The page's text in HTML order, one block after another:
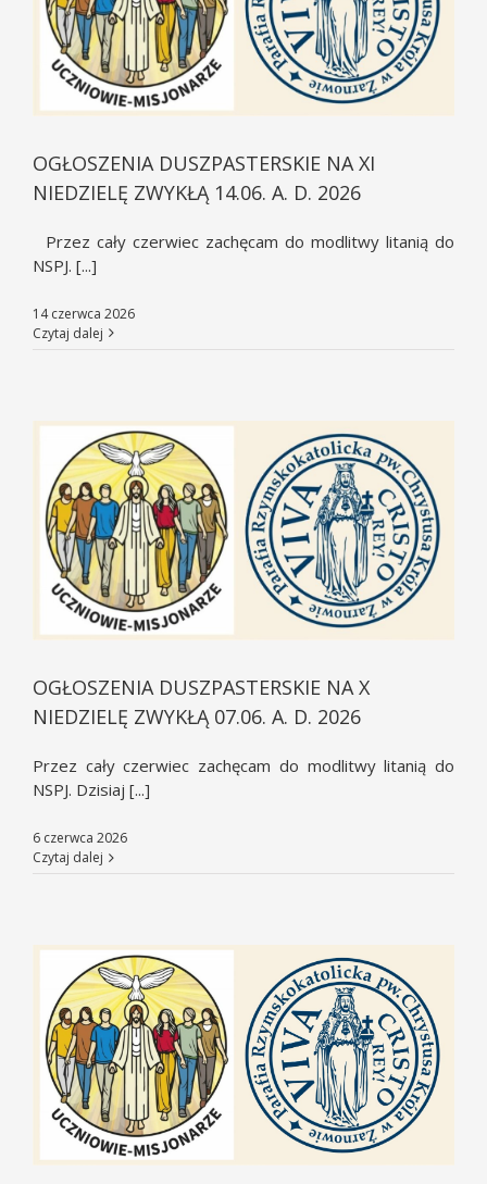
OGŁOSZENIA DUSZPASTERSKIE NA XI
NIEDZIELĘ ZWYKŁĄ 14.06. A. D. 2026
Przez cały czerwiec zachęcam do modlitwy litanią do
NSPJ. [...]
14 czerwca 2026
Czytaj dalej
OGŁOSZENIA DUSZPASTERSKIE NA X
NIEDZIELĘ ZWYKŁĄ 07.06. A. D. 2026
Przez cały czerwiec zachęcam do modlitwy litanią do
NSPJ. Dzisiaj [...]
6 czerwca 2026
Czytaj dalej